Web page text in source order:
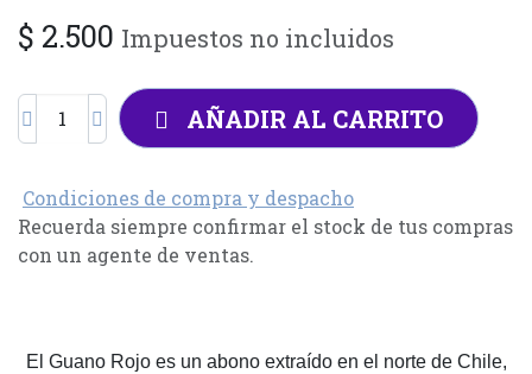
$ 2.500 Impuestos no incluidos
AÑADIR AL CARRITO
Condiciones de compra y despacho
Recuerda siempre confirmar el stock de tus compras
con un agente de ventas.
El Guano Rojo es un abono extraído en el norte de Chile,